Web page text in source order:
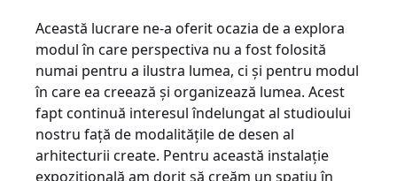
Această lucrare ne-a oferit ocazia de a explora
modul în care perspectiva nu a fost folosită
numai pentru a ilustra lumea, ci și pentru modul
în care ea creează și organizează lumea. Acest
fapt continuă interesul îndelungat al studioului
nostru față de modalitățile de desen al
arhitecturii create. Pentru această instalație
expozițională am dorit să creăm un spațiu în